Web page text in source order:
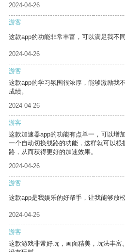
2024-04-26
游客
这款app的功能非常丰富，可以满足我不
2024-04-26
游客
这款app的学习氛围很浓厚，能够激励我
成绩。
2024-04-26
游客
这款加速器app的功能有点单一，可以增
一个自动切换线路的功能，这样就可以
路，从而获得更好的加速效果。
2024-04-26
游客
这款app是我娱乐的好帮手，让我能够放
2024-04-26
游客
这款游戏非常好玩，画面精美，玩法丰